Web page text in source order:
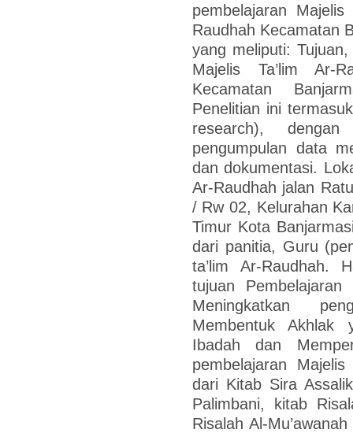
pembelajaran
Raudhah Kecamatan
yang meliputi:
Majelis Ta’lim Ar-
Kecamatan
Penelitian ini
research),
pengumpulan data
dan dokumentasi.
Ar-Raudhah jalan
/ Rw 02, Kelurahan
Timur Kota
dari panitia, Guru
ta’lim Ar-Raudhah.
tujuan
Meningkatkan
Membentuk Akhlak
Ibadah dan
pembelajaran
dari Kitab Sira
Palimbani, kitab
Risalah Al-